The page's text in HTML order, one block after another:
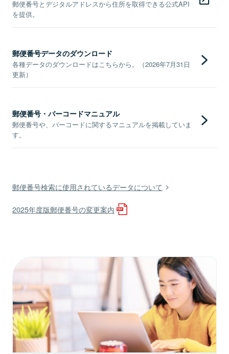
郵便番号とデジタルアドレスから住所を取得できる公式API
を提供。
郵便番号データのダウンロード
各種データのダウンロードはこちらから。（2026年7月31日
更新）
郵便番号・バーコードマニュアル
郵便番号や、バーコードに関するマニュアルを掲載していま
す。
郵便番号検索に使用されているデータについて
2025年度版郵便番号の変更案内